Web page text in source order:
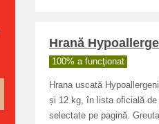
Hrană
100% a funcţionat
Hrana uscată
și 12 kg, în lista oficială de
selectate pe pagină.